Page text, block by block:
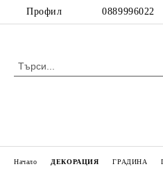
Профил 0889996022
Начало ДЕКОРАЦИЯ ГРАДИНА